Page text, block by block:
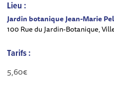
Lieu :
Jardin botanique Jean-Marie
100 Rue du Jardin-Botanique,
Tarifs :
5,60€